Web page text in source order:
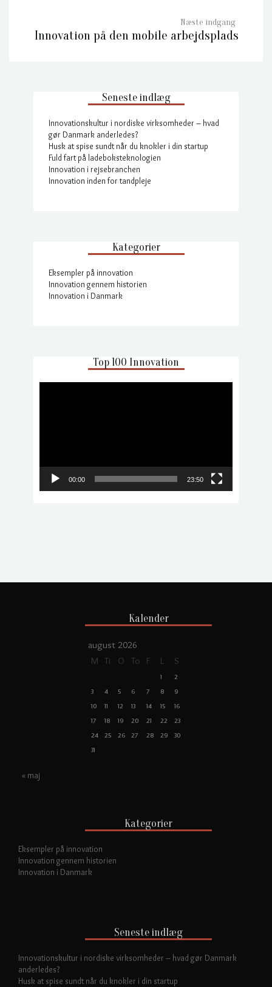
Innovation på den mobile arbejdsplads
Seneste indlæg
Innovationskultur i nordiske virksomheder – hvad
gør Danmark anderledes?
Husk at spise sundt når du knokler i din startup
Fuld fart på ladeboksteknologien
Innovation i rejsebranchen
Innovation inden for tandpleje
Kategorier
Eksempler på innovation
Innovation gennem historien
Innovation i Danmark
Top 100 Innovation
00:00 23:50
Kalender
august 2026
M Ti O To F L S
1
2
3
4 5 6 7 8
9
10
11 12 13 14 15
16
17
18 19 20 21 22
23
24
25 26 27 28 29
30
31
« maj
Kategorier
Eksempler på innovation
Innovation gennem historien
Innovation i Danmark
Seneste indlæg
Innovationskultur i nordiske virksomheder – hvad gør Danmark
anderledes?
Husk at spise sundt når du knokler i din startup